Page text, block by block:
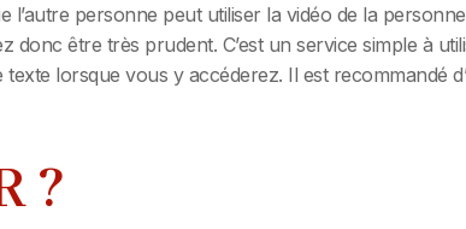
l’autre personne peut utiliser la vidéo de la
donc être très prudent. C’est un service simple à
lorsque vous y accéderez. Il est recommandé
?